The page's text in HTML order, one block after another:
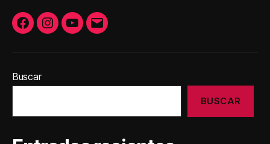
FacebookInstagram
YoutubeCorreo
Buscar
BUSCAR